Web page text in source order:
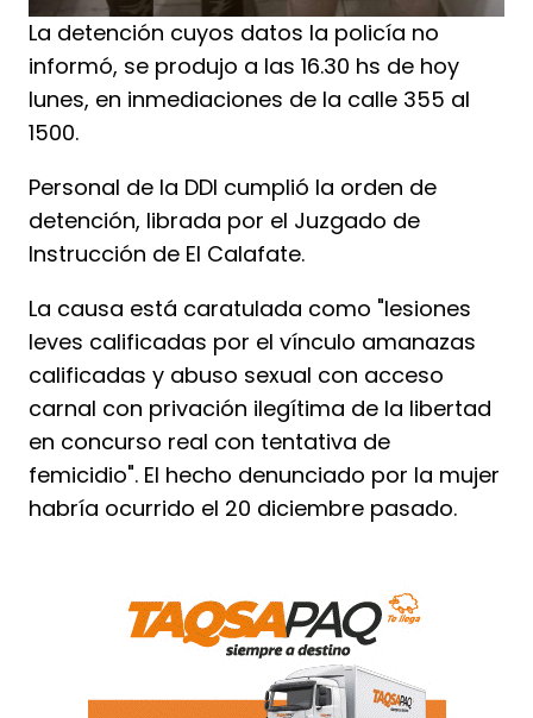
La detención cuyos datos la policía no
informó, se produjo a las 16.30 hs de hoy
lunes, en inmediaciones de la calle 355 al
1500.
Personal de la DDI cumplió la orden de
detención, librada por el Juzgado de
Instrucción de El Calafate.
La causa está caratulada como "lesiones
leves calificadas por el vínculo amanazas
calificadas y abuso sexual con acceso
carnal con privación ilegítima de la libertad
en concurso real con tentativa de
femicidio". El hecho denunciado por la mujer
habría ocurrido el 20 diciembre pasado.